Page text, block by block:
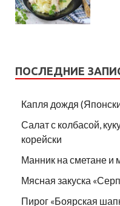
ПОСЛЕДНИЕ
Капля дождя
Салат с колбасой,
корейски
Манник на сметане и
Мясная закуска
Пирог «Боярская